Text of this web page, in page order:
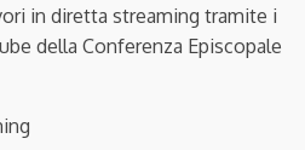
in diretta streaming tramite i
della Conferenza Episcopale